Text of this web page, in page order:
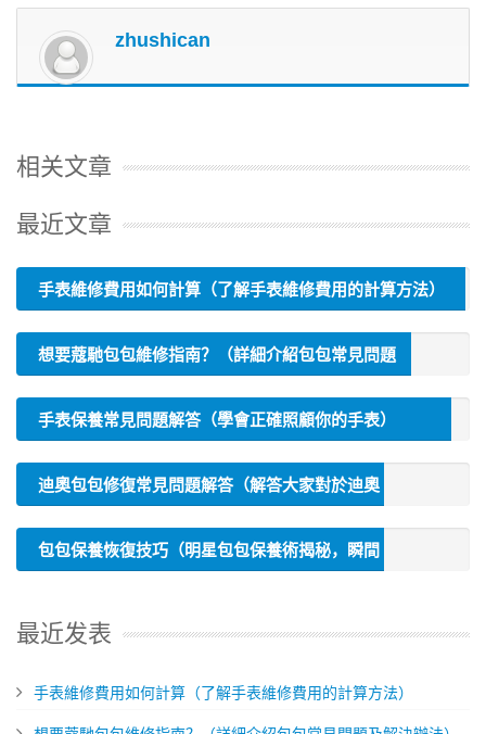
zhushican
相关文章
最近文章
手表維修費用如何計算（了解手表維修費用的計算方法）
想要蔻馳包包維修指南？（詳細介紹包包常見問題
及解決辦法）
​手表保養常見問題解答（學會正確照顧你的手表）
迪奧包包修復常見問題解答（解答大家對於迪奧
包包修復的疑惑）
包包保養恢復技巧（明星包包保養術揭秘，瞬間
最近发表
手表維修費用如何計算（了解手表維修費用的計算方法）